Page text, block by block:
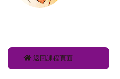
返回課程頁面